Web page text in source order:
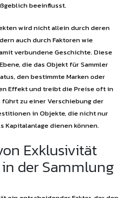
beeinflusst.
wird nicht allein durch deren
auch durch Faktoren wie
verbundene Geschichte. Diese
die das Objekt für Sammler
den bestimmte Marken oder
Effekt und treibt die Preise oft in
zu einer Verschiebung der
in Objekte, die nicht nur
Kapitalanlage dienen können.
Exklusivität
der Sammlung